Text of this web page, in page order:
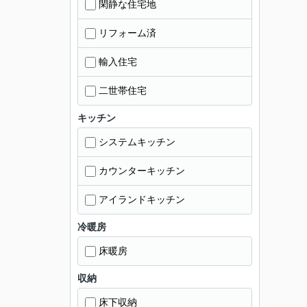
閑静な住宅地
リフォーム済
輸入住宅
二世帯住宅
キッチン
システムキッチン
カウンターキッチン
アイランドキッチン
冷暖房
床暖房
収納
床下収納